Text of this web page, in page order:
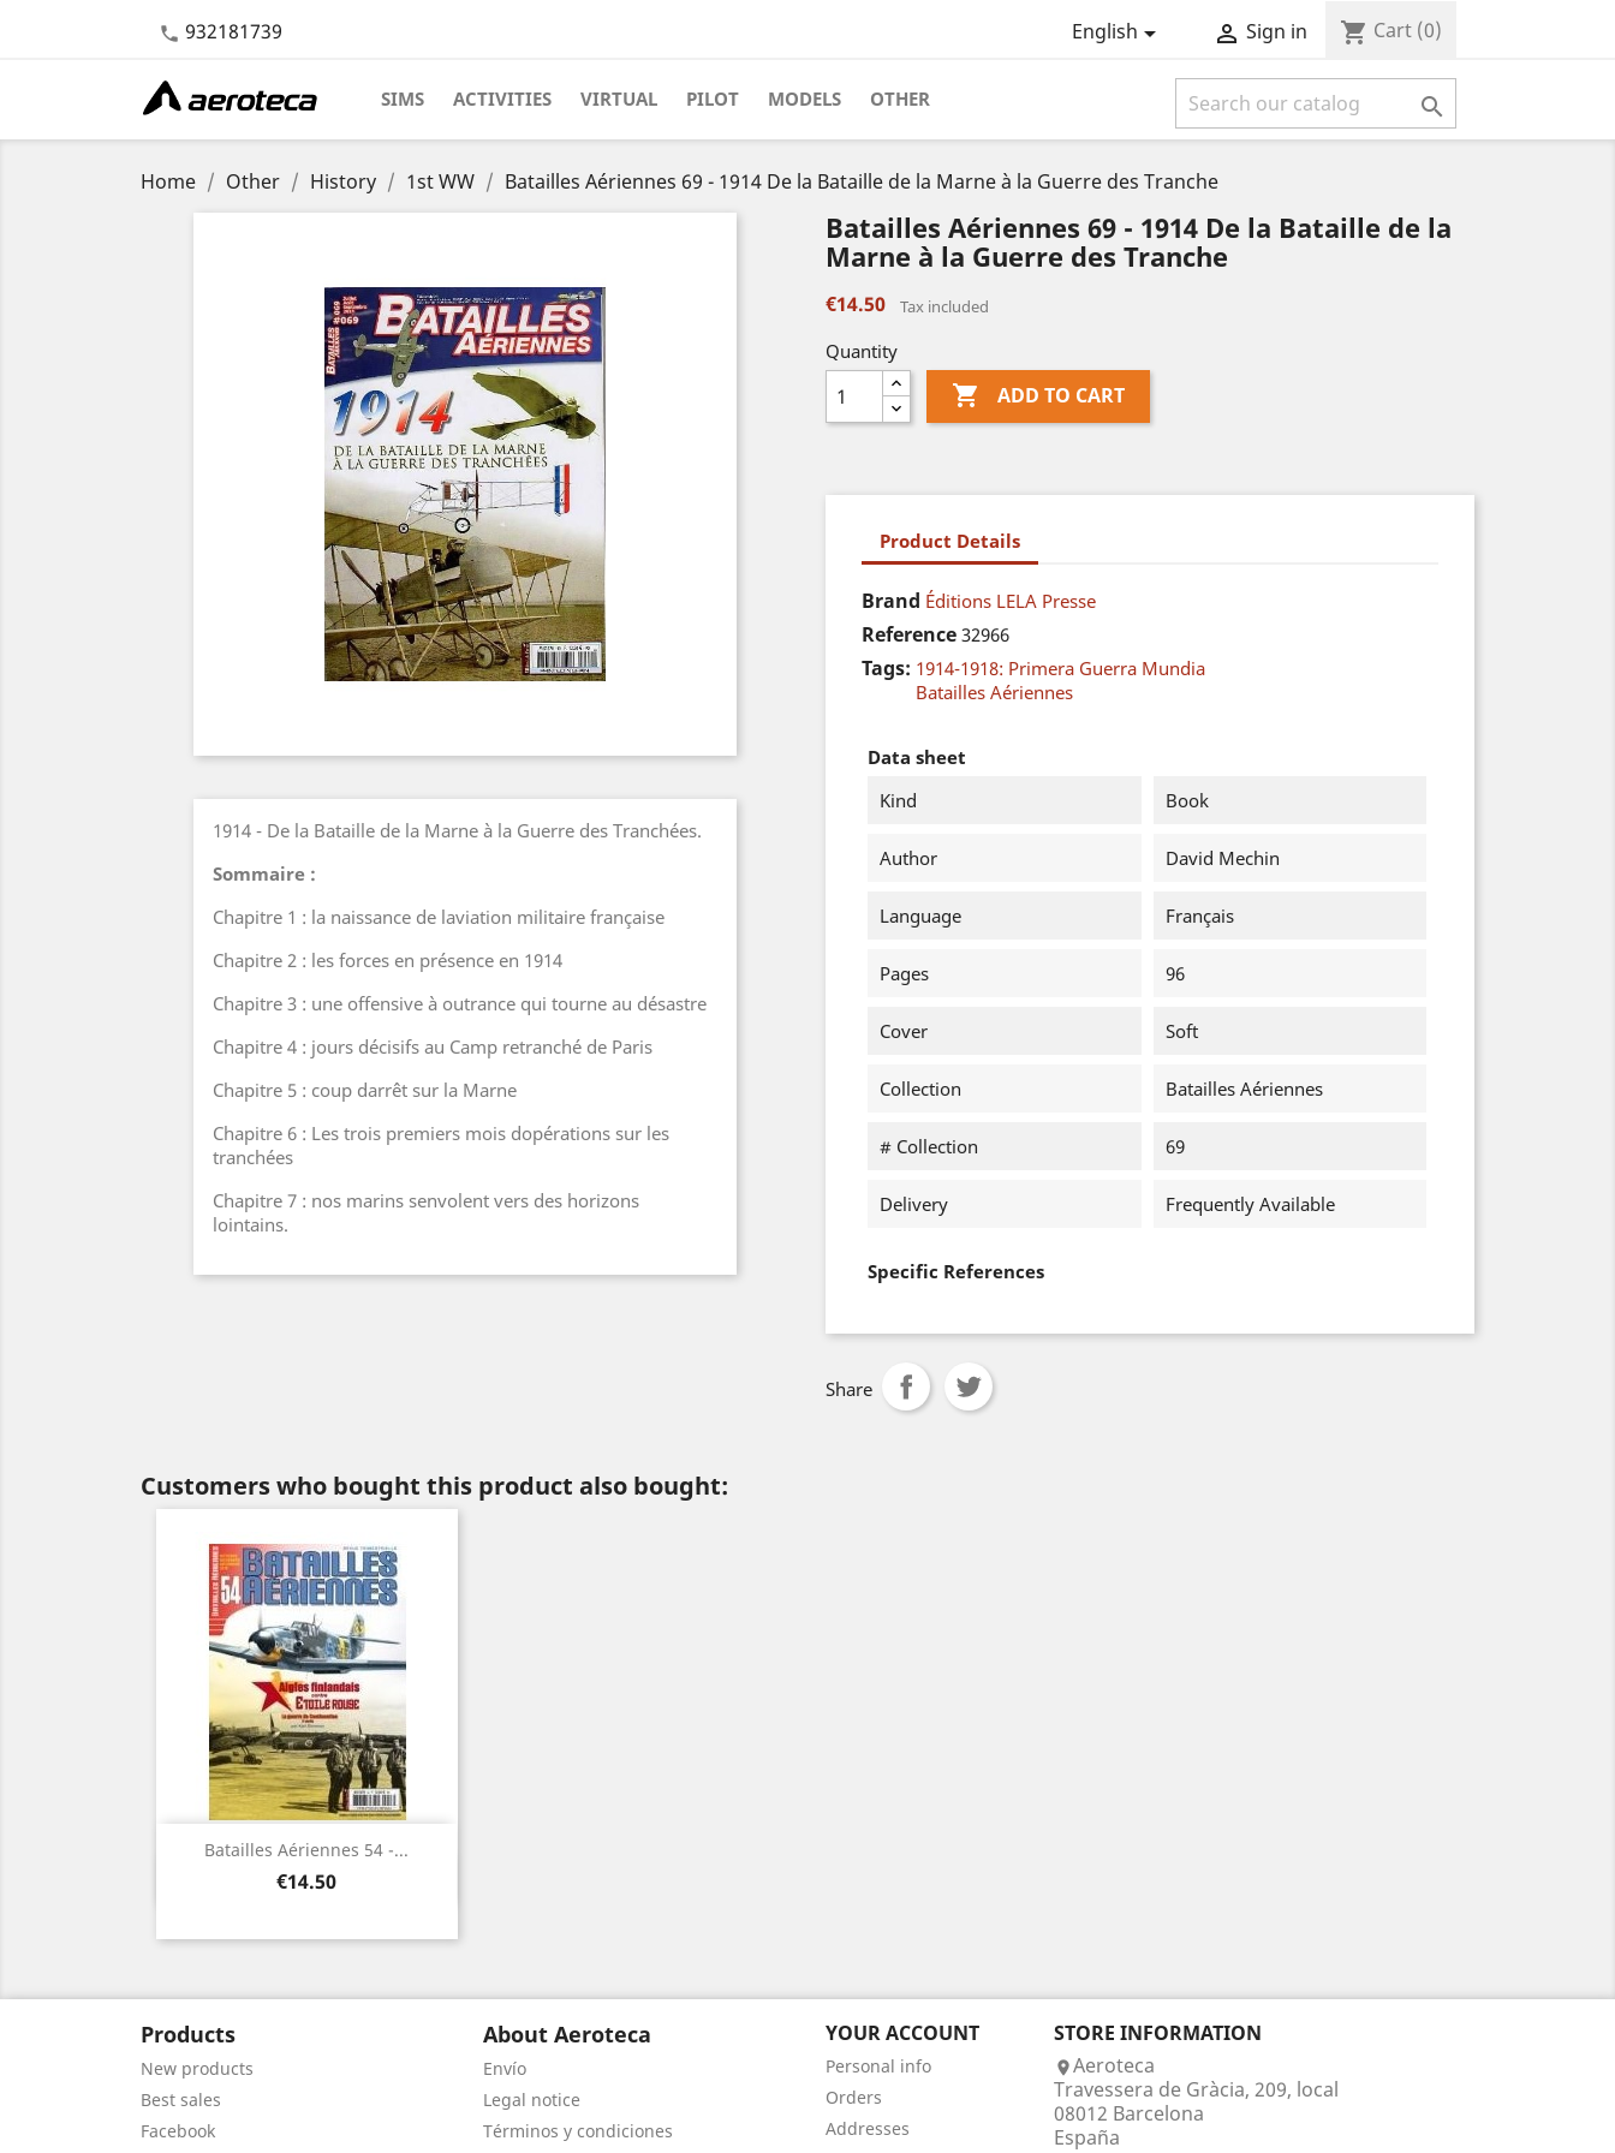
 932181739 English  Sign in shopping_cart Cart (0)
SIMS ACTIVITIES VIRTUAL PILOT MODELS OTHER 
Home Other History 1st WW Batailles Aériennes 69 - 1914 De la Bataille de la Marne à la Guerre des Tranche
1914 - De la Bataille de la Marne à la Guerre des Tranchées.
Sommaire :
Chapitre 1 : la naissance de laviation militaire française
Chapitre 2 : les forces en présence en 1914
Chapitre 3 : une offensive à outrance qui tourne au désastre
Chapitre 4 : jours décisifs au Camp retranché de Paris
Chapitre 5 : coup darrêt sur la Marne
Chapitre 6 : Les trois premiers mois dopérations sur les
tranchées
Chapitre 7 : nos marins senvolent vers des horizons
lointains.
Batailles Aériennes 69 - 1914 De la Bataille de la
Marne à la Guerre des Tranche
€14.50 Tax included
Quantity
 ADD TO CART
Product Details
Brand Éditions LELA Presse
Reference 32966
Tags: 1914-1918: Primera Guerra Mundia
Batailles Aériennes
Data sheet
Kind
Book
Author David Mechin
Language Français
Pages 96
Cover Soft
Collection Batailles Aériennes
# Collection 69
Delivery Frequently Available
Specific References
Share
Customers who bought this product also bought:
Batailles Aériennes 54 -...
Price
€14.50
Quick view
Products
New products
Best sales
Facebook
About Aeroteca
Envío
Legal notice
Términos y condiciones
YOUR ACCOUNT
Personal info
Orders
Addresses
STORE INFORMATION
Aeroteca
Travessera de Gràcia, 209, local
08012 Barcelona
España